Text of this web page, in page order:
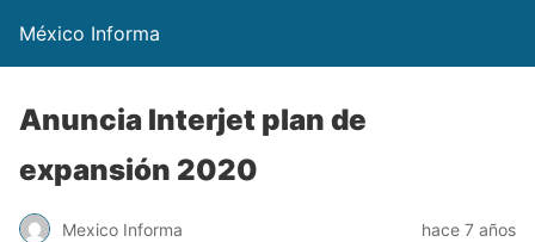
México Informa
Anuncia Interjet plan de
expansión 2020
Mexico Informa hace 7 años